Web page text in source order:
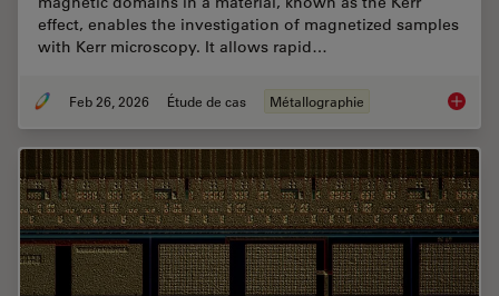
effect, enables the investigation of magnetized samples
with Kerr microscopy. It allows rapid…
Feb 26, 2026 Étude de cas Métallographie